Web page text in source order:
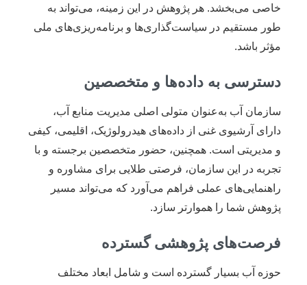
خاصی می‌بخشد. هر پژوهش در این زمینه، می‌تواند به
طور مستقیم در سیاست‌گذاری‌ها و برنامه‌ریزی‌های ملی
مؤثر باشد.
دسترسی به داده‌ها و متخصصین
سازمان آب به‌عنوان متولی اصلی مدیریت منابع آب،
دارای آرشیوی غنی از داده‌های هیدرولوژیک، اقلیمی، کیفی
و مدیریتی است. همچنین، حضور متخصصین برجسته و با
تجربه در این سازمان، فرصتی طلایی برای مشاوره و
راهنمایی‌های عملی فراهم می‌آورد که می‌تواند مسیر
پژوهش شما را هموارتر سازد.
فرصت‌های پژوهشی گسترده
حوزه آب بسیار گسترده است و شامل ابعاد مختلف